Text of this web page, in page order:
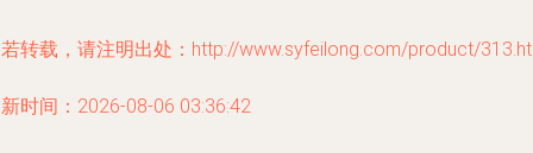
转载，请注明出处：http://www.syfeilong.com/product/
时间：2026-08-06 03:36:42